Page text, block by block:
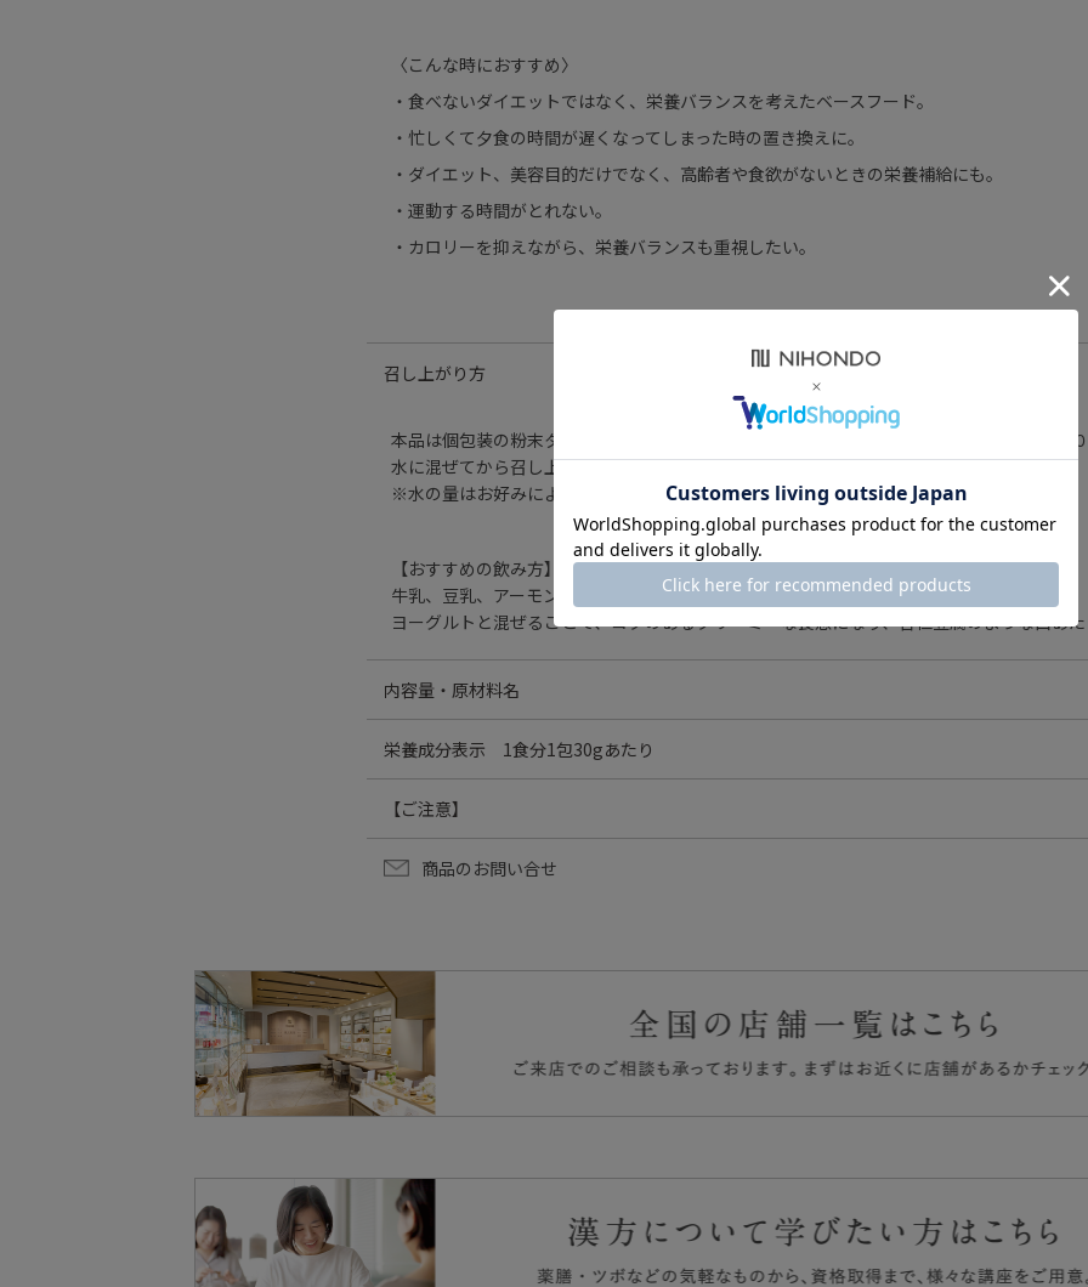
〈こんな時におすすめ〉
・食べないダイエットではなく、栄養バランスを考えたベースフード。
・忙しくて夕食の時間が遅くなってしまった時の置き換えに。
・ダイエット、美容目的だけでなく、高齢者や食欲がないときの栄養補給にも。
・運動する時間がとれない。
・カロリーを抑えながら、栄養バランスも重視したい。
召し上がり方
本品は個包装の粉末タイプです。栄養補助食品として一日１～2包を目安に1包につき１５
水に混ぜてから召し上がってください。
※水の量はお好みにより調整してください。
【おすすめの飲み方】
牛乳、豆乳、アーモンドミルクでわるとさらに美味しく、日々のうるおいサポートに。
ヨーグルトと混ぜることで、コクのあるクリーミーな食感になり、杏仁豆腐のような口あた
内容量・原材料名
粉末状大豆たん白（国内製造)、食物繊維（イヌリン）、砂糖、でん粉分解物、酒粕、羅漢
成分を含む）、杏仁粉、穀物麹（大麦、あわ、ひえ、きび、タカキビ、紫黒米、米粉）穀物
ち玄米、発芽玄米、丸麦、胚芽押麦、もち玄米、もち麦、もち黒米、青大豆、もちきび、
ちあわ、黄大豆、黒大豆、小豆、ひえ、とうもろこし）、クコの実末、ヘンプシードパウダ
ンA、葉酸、ビタミンD、ビタミンB12
栄養成分表示 1食分1包30gあたり
たんぱく質：13.2g
脂質：0.9g
炭水化物：12.8g
ビタミンA：384.0μg
ビタミンB1：0.6mg
ビタミンB2：1.5mg
ナイアシン：10.8mg
パントテン酸：2.6mg
ビタミンB6：0.6mg
ビタミンD：8.7μg
ビタミンE：6.3mg
ビタミンK：1.2μg
葉酸：225.0μg
【ご注意】
□ 原材料名をよくご覧になり、これらの食品にアレルギーがある方は召し上がらないでくだ
□ 本品は原材・性状の変化がみられますが、品質には問題ありません。
□食事のかわりに召し上がる場合は、過度のダイエットを防ぐため1日2食を限度としてくだ
商品のお問い合せ